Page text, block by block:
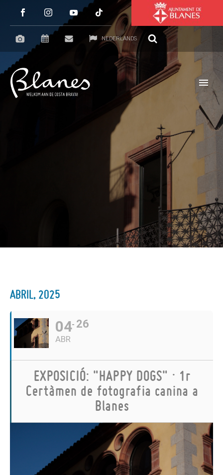
NEDERLANDS
ABRIL, 2025
04
ABR
26
EXPOSICIÓ: "HAPPY DOGS" · 1r
Certàmen de fotografia canina a
Blanes